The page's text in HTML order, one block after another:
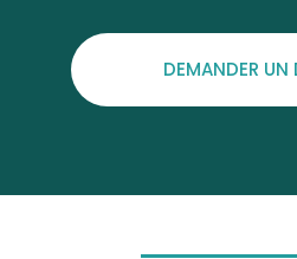
DEMANDER UN